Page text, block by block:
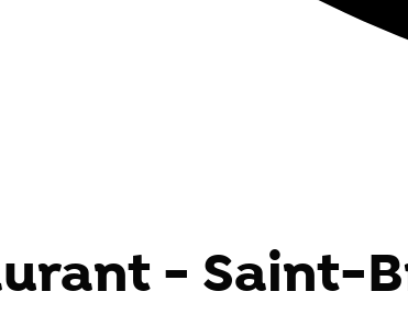
- Saint-